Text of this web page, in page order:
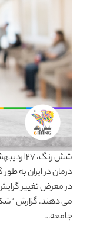
درمان در ایران به
در معرض تغییر
می دهند. گزارش
جامعه…